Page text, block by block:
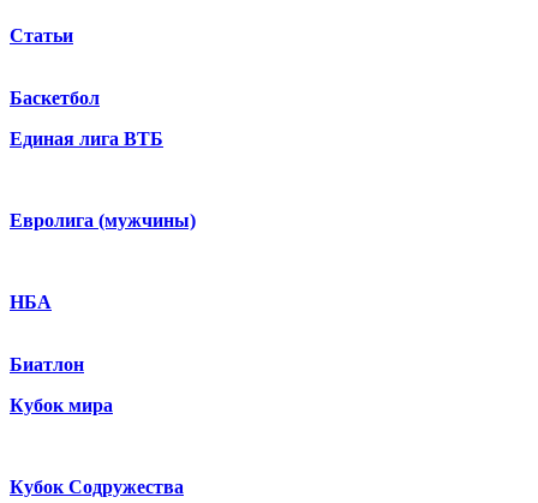
Статьи
Баскетбол
Единая лига ВТБ
Евролига (мужчины)
НБА
Биатлон
Кубок мира
Кубок Содружества